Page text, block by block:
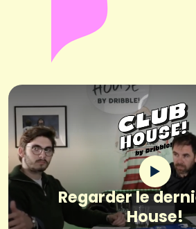
Regarder le
House!